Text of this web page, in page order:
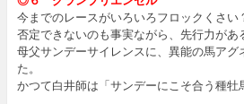
今までのレースがいろいろフロックくさい
否定できないのも事実ながら、先行力があ
母父サンデーサイレンスに、異能の馬アグ
た。
かつて白井師は「サンデーにこそ合う種牡